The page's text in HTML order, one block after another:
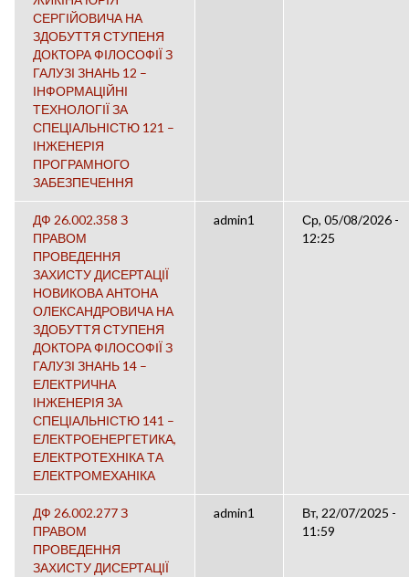
СЕРГІЙОВИЧА НА
ЗДОБУТТЯ СТУПЕНЯ
ДОКТОРА ФІЛОСОФІЇ З
ГАЛУЗІ ЗНАНЬ 12 –
ІНФОРМАЦІЙНІ
ТЕХНОЛОГІЇ ЗА
СПЕЦІАЛЬНІСТЮ 121 –
ІНЖЕНЕРІЯ
ПРОГРАМНОГО
ЗАБЕЗПЕЧЕННЯ
ДФ 26.002.358 З
ПРАВОМ
ПРОВЕДЕННЯ
ЗАХИСТУ ДИСЕРТАЦІЇ
НОВИКОВА АНТОНА
ОЛЕКСАНДРОВИЧА НА
ЗДОБУТТЯ СТУПЕНЯ
ДОКТОРА ФІЛОСОФІЇ З
ГАЛУЗІ ЗНАНЬ 14 –
ЕЛЕКТРИЧНА
ІНЖЕНЕРІЯ ЗА
СПЕЦІАЛЬНІСТЮ 141 –
ЕЛЕКТРОЕНЕРГЕТИКА,
ЕЛЕКТРОТЕХНІКА ТА
ЕЛЕКТРОМЕХАНІКА
admin1
Ср, 05/08/2026 -
12:25
ДФ 26.002.277 З
ПРАВОМ
ПРОВЕДЕННЯ
ЗАХИСТУ ДИСЕРТАЦІЇ
admin1
Вт, 22/07/2025 -
11:59